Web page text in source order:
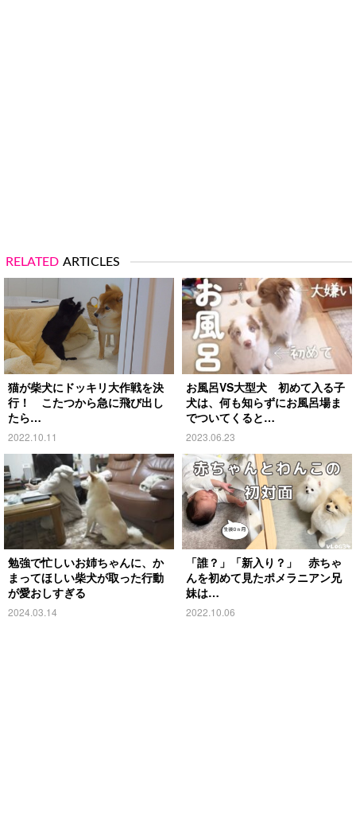
RELATED ARTICLES
猫が柴犬にドッキリ大作戦を決
行！ こたつから急に飛び出し
たら…
2022.10.11
お風呂VS大型犬 初めて入る子
犬は、何も知らずにお風呂場ま
でついてくると…
2023.06.23
勉強で忙しいお姉ちゃんに、か
まってほしい柴犬が取った行動
が愛おしすぎる
2024.03.14
「誰？」「新入り？」 赤ちゃ
んを初めて見たポメラニアン兄
妹は…
2022.10.06